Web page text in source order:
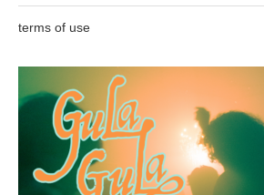
terms of use